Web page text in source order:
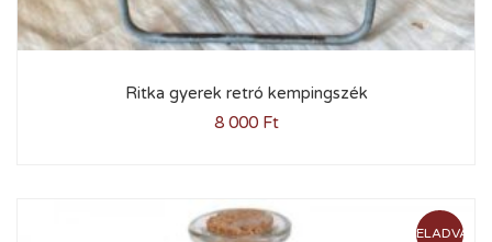
Ritka gyerek retró kempingszék
8 000 Ft
ELADVA